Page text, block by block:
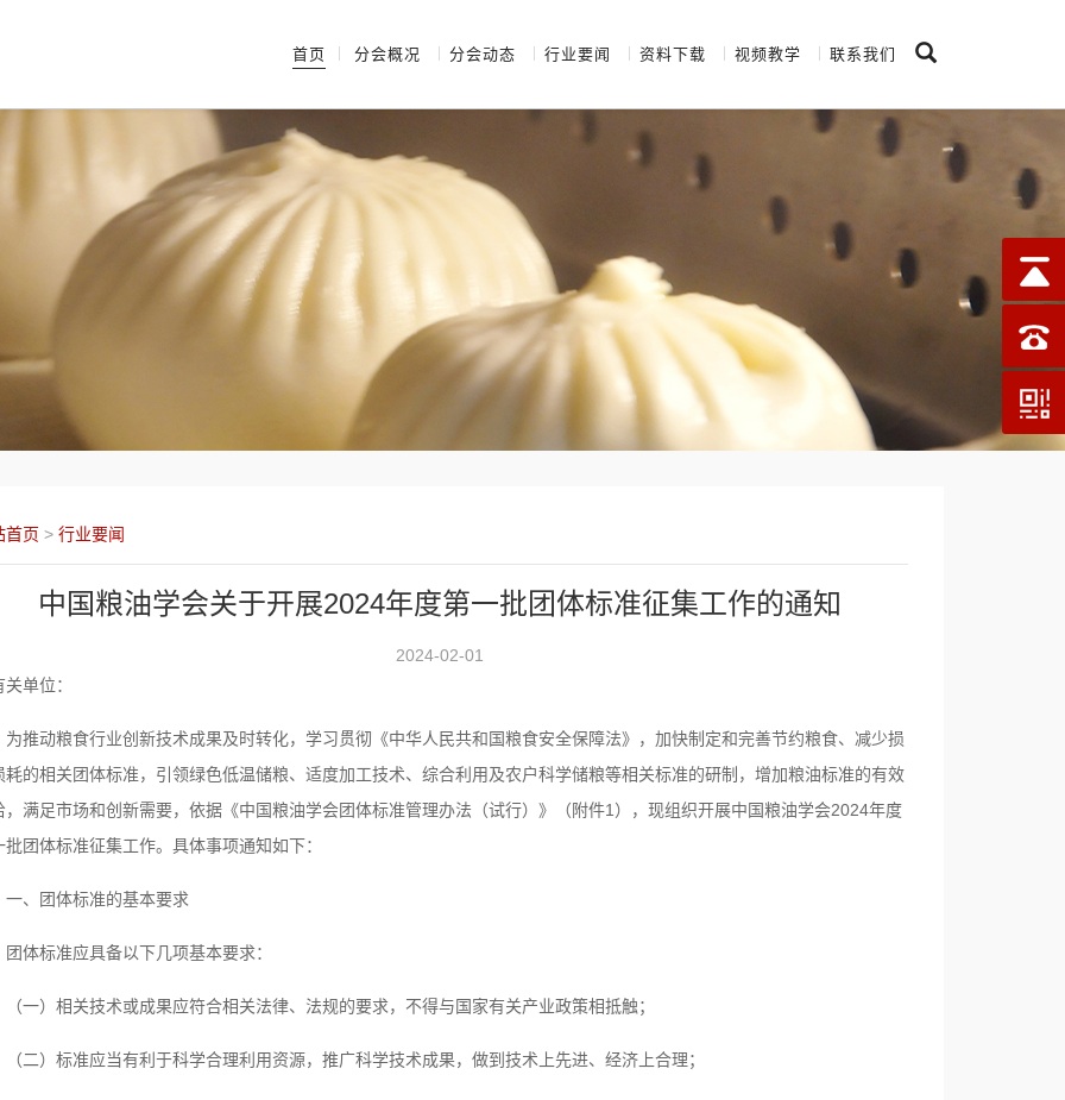
首页 分会概况 分会动态 行业要闻 资料下载 视频教学 联系我们
首页 > 行业要闻
中国粮油学会关于开展2024年度第一批团体标准征集工作的通知
2024-02-01
单位：
为推动粮食行业创新技术成果及时转化，学习贯彻《中华人民共和国粮食安全保障法》，加快制定和完善节约粮食、减少损
耗的相关团体标准，引领绿色低温储粮、适度加工技术、综合利用及农户科学储粮等相关标准的研制，增加粮油标准的有效
，满足市场和创新需要，依据《中国粮油学会团体标准管理办法（试行）》（附件1），现组织开展中国粮油学会2024年度
批团体标准征集工作。具体事项通知如下：
一、团体标准的基本要求
团体标准应具备以下几项基本要求：
（一）相关技术或成果应符合相关法律、法规的要求，不得与国家有关产业政策相抵触；
（二）标准应当有利于科学合理利用资源，推广科学技术成果，做到技术上先进、经济上合理；